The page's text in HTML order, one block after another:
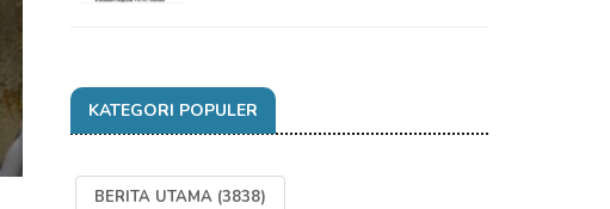
KATEGORI POPULER
BERITA UTAMA (3838)